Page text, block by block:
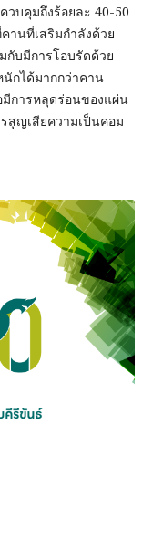
วบคุมถึงร้อยละ 40-50
นที่เสริมกำลังด้วย
กับมีการโอบรัดด้วย
กได้มากกว่าคาน
มีการหลุดร่อนของแผ่น
สูญเสียความเป็นคอม